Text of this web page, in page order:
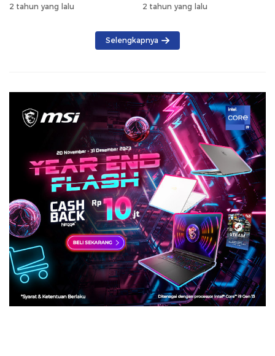
2 tahun yang lalu
Saijaan 2024
2 tahun yang lalu
Selengkapnya